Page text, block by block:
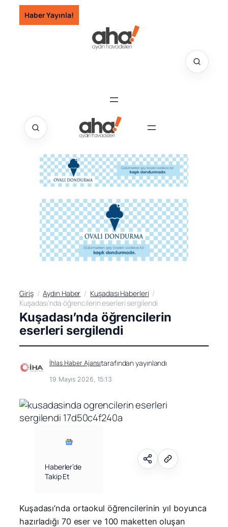
İçeriğe
geç
Haber Yayınla!
Giriş Aydın Haber
Kuşadası Haberleri
Kuşadası’nda öğrencilerin eserleri sergilendi
Kuşadası’nda öğrencilerin
eserleri sergilendi
İhlas Haber Ajansıtarafından yayınlandı
19 Mayıs 2026, 15:13
Haberler’de
Takip Et
Kuşadası’nda ortaokul öğrencilerinin yıl boyunca
hazırladığı 70 eser ve 100 maketten oluşan